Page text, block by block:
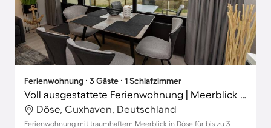
Ferienwohnung ∙ 3 Gäste ∙ 1 Schlafzimmer
Voll ausgestattete Ferienwohnung | Meerblick | Neben dem Strand
Döse, Cuxhaven, Deutschland
Ferienwohnung mit traumhaftem Meerblick in Döse für bis zu 3